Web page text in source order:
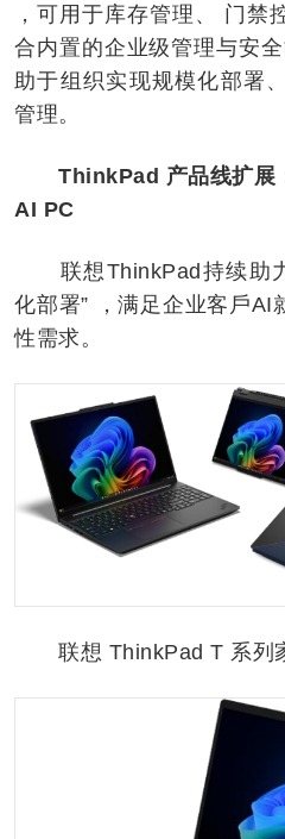
，可用于库存管理、 门禁
合内置的企业级管理与安
助于组织实现规模化部署
管理。
ThinkPad 产品线扩展
AI PC
联想ThinkPad持续助
化部署” ，满足企业客戶AI
性需求。
联想 ThinkPad T 系列